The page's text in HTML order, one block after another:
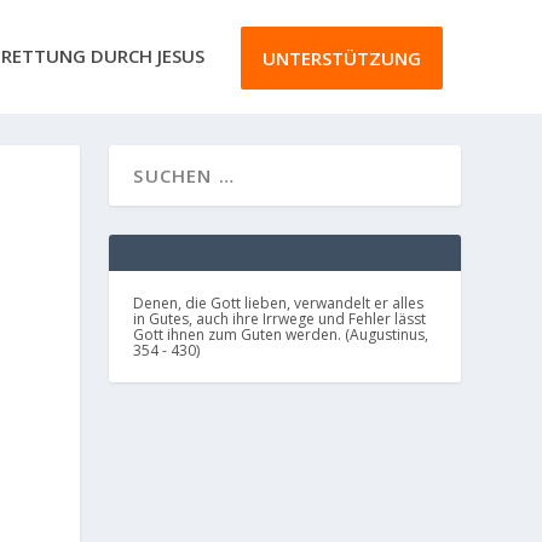
RETTUNG DURCH JESUS UNTERSTÜTZUNG
Denen, die Gott lieben, verwandelt er alles
in Gutes, auch ihre Irrwege und Fehler lässt
Gott ihnen zum Guten werden. (Augustinus,
354 - 430)